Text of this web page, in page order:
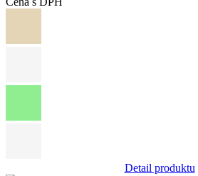
Detail produktu